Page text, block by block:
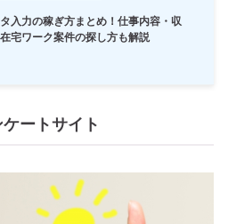
入力の稼ぎ方まとめ！仕事内容・収
宅ワーク案件の探し方も解説
ートサイト